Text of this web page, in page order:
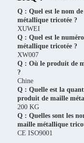
Q : Quel est le nom
métallique tricotée ?
XUWEI
Q : Quel est le
métallique tricotée ?
XW007
Q : Où le produit de
?
Chine
Q : Quelle est la
produit de maille
200 KG
Q : Quelles sont les
maille métallique
CE ISO9001